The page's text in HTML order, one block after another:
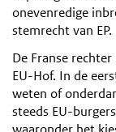
onevenredige
stemrecht van EP.
De Franse
EU-Hof. In de
weten of
steeds EU-